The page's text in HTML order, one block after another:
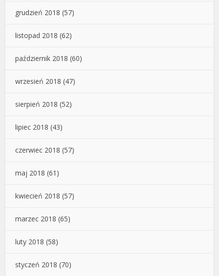
grudzień 2018 (57)
listopad 2018 (62)
październik 2018 (60)
wrzesień 2018 (47)
sierpień 2018 (52)
lipiec 2018 (43)
czerwiec 2018 (57)
maj 2018 (61)
kwiecień 2018 (57)
marzec 2018 (65)
luty 2018 (58)
styczeń 2018 (70)